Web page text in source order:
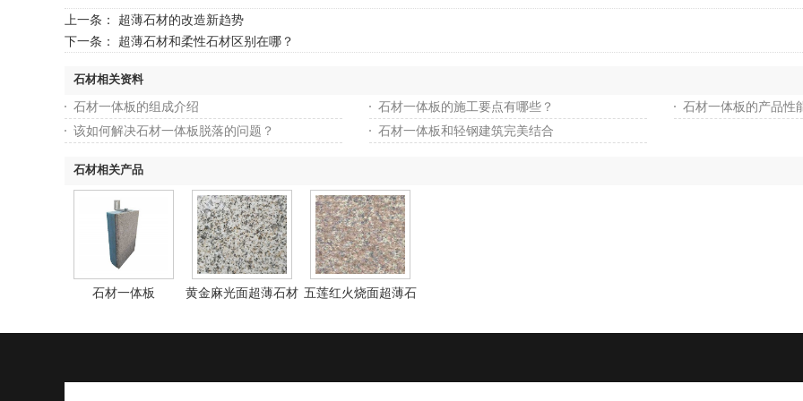
上一条： 超薄石材的改造新趋势
下一条： 超薄石材和柔性石材区别在哪？
石材相关资料
石材一体板的组成介绍 石材一体板的施工要点有哪些？
石材一体板的产品性
该如何解决石材一体板脱落的问题？
石材一体板和轻钢建筑完美结合
石材相关产品
石材一体板 黄金麻光面超薄石材 五莲红火烧面超薄石